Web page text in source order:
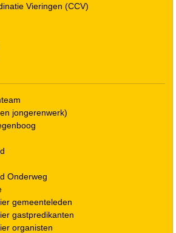
Vieringen (CCV)
jongerenwerk)
Onderweg
gemeenteleden
gastpredikanten
organisten